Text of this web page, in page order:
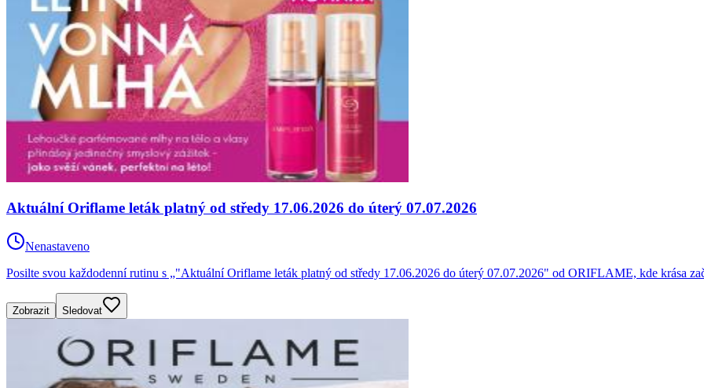
Aktuální Oriflame leták platný od středy 17.06.2026 do úterý 07.07.2026
Nenastaveno
Posilte svou každodenní rutinu s „"Aktuální Oriflame leták platný od středy 17.06.2026 do úterý 07.07.2026" od ORIFLAME, kde krása
Zobrazit Sledovat